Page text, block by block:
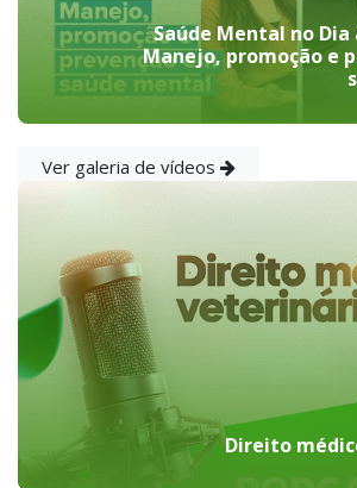
Saúde Mental no Dia
Manejo, promoção e
Ver galeria de vídeos
Direito